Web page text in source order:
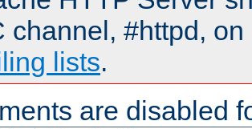
channel, #httpd,
lists.
are disabled